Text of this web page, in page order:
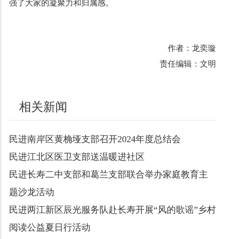
强了大家的凝聚力和归属感。
作者：龙奕璇
责任编辑：文明
相关新闻
民进南岸区黄桷垭支部召开2024年度总结会
民进江北区医卫支部送温暖进社区
民进长寿二中支部和葛兰支部联合举办家庭教育主
题沙龙活动
民进两江新区辰光服务队赴长寿开展“风的歌谣”乡村
阅读公益夏日行活动